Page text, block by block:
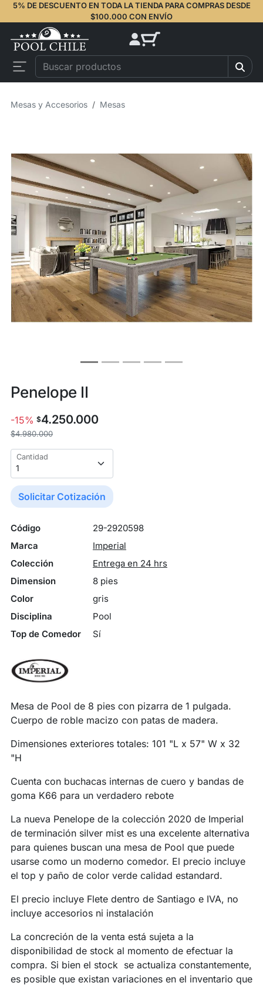
5% DE DESCUENTO EN TODA LA TIENDA PARA COMPRAS DESDE
$100.000 CON ENVÍO
Mesas y Accesorios Mesas
Penelope II
-15% $4.250.000
$4.980.000
Cantidad
Solicitar Cotización
Código
29-2920598
Marca
Imperial
Colección
Entrega en 24 hrs
Dimension
8 pies
Color
gris
Disciplina
Pool
Top de Comedor
Sí
Mesa de Pool de 8 pies con pizarra de 1 pulgada.
Cuerpo de roble macizo con patas de madera.
Dimensiones exteriores totales: 101 "L x 57" W x 32
"H
Cuenta con buchacas internas de cuero y bandas de
goma K66 para un verdadero rebote
La nueva Penelope de la colección 2020 de Imperial
de terminación silver mist es una excelente alternativa
para quienes buscan una mesa de Pool que puede
usarse como un moderno comedor. El precio incluye
el top y paño de color verde calidad estandard.
El precio incluye Flete dentro de Santiago e IVA, no
incluye accesorios ni instalación
La concreción de la venta está sujeta a la
disponibilidad de stock al momento de efectuar la
compra. Si bien el stock se actualiza constantemente,
es posible que existan variaciones en el inventario que